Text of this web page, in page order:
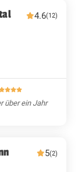
4.6(12)
über ein Jahr
5(2)